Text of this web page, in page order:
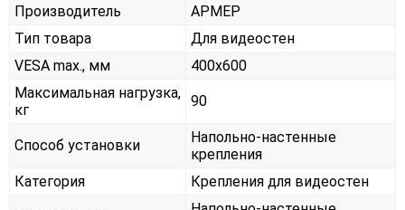
Производитель
АРМЕР
Тип товара
Для видеостен
VESA max., мм
400х600
Максимальная нагрузка,
кг
90
Способ установки
Напольно-настенные
крепления
Категория
Крепления для видеостен